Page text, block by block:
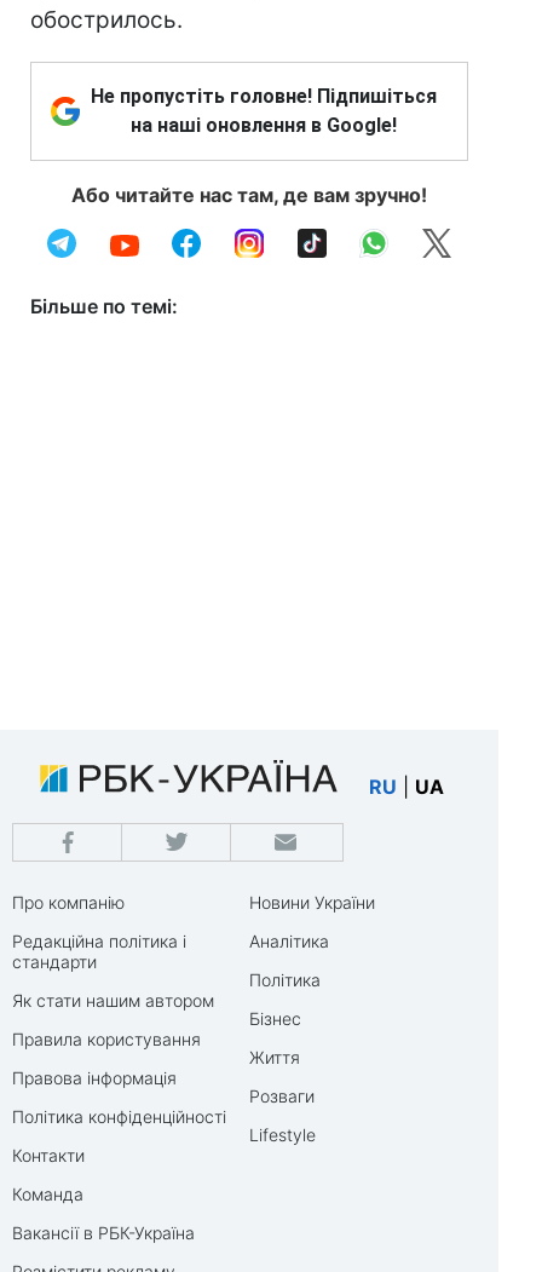
обострилось.
Не пропустіть головне! Підпишіться
на наші оновлення в Google!
Або читайте нас там, де вам зручно!
Більше по темі:
RU UA
Про компанію
Редакційна політика і
стандарти
Як стати нашим автором
Правила користування
Правова інформація
Політика конфіденційності
Контакти
Команда
Вакансії в РБК-Україна
Новини України
Аналітика
Політика
Бізнес
Життя
Розваги
Lifestyle